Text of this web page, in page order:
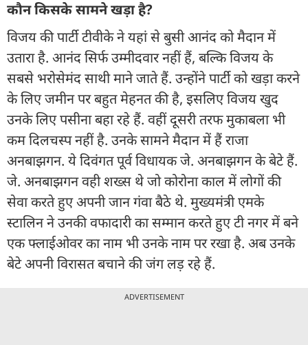
कौन किसके सामने खड़ा है?
विजय की पार्टी टीवीके ने यहां से बुसी आनंद को मैदान में
उतारा है. आनंद सिर्फ उम्मीदवार नहीं हैं, बल्कि विजय के
सबसे भरोसेमंद साथी माने जाते हैं. उन्होंने पार्टी को खड़ा करने
के लिए जमीन पर बहुत मेहनत की है, इसलिए विजय खुद
उनके लिए पसीना बहा रहे हैं. वहीं दूसरी तरफ मुकाबला भी
कम दिलचस्प नहीं है. उनके सामने मैदान में हैं राजा
अनबाझगन. ये दिवंगत पूर्व विधायक जे. अनबाझगन के बेटे हैं.
जे. अनबाझगन वही शख्स थे जो कोरोना काल में लोगों की
सेवा करते हुए अपनी जान गंवा बैठे थे. मुख्यमंत्री एमके
स्टालिन ने उनकी वफादारी का सम्मान करते हुए टी नगर में बने
एक फ्लाईओवर का नाम भी उनके नाम पर रखा है. अब उनके
बेटे अपनी विरासत बचाने की जंग लड़ रहे हैं.
ADVERTISEMENT